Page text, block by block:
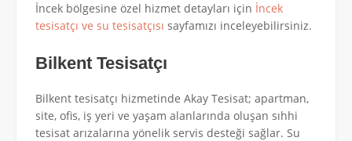
İncek bölgesine özel hizmet detayları için İncek
tesisatçı ve su tesisatçısı sayfamızı inceleyebilirsiniz.
Bilkent Tesisatçı
Bilkent tesisatçı hizmetinde Akay Tesisat; apartman,
site, ofis, iş yeri ve yaşam alanlarında oluşan sıhhi
tesisat arızalarına yönelik servis desteği sağlar. Su